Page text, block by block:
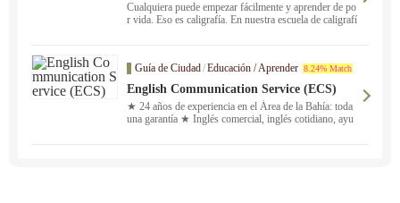
Cualquiera puede empezar fácilmente y aprender de po
r vida. Eso es caligrafía. En nuestra escuela de caligrafí
Guía de Ciudad/Educación / Aprender 8.24% Match
English Communication Service (ECS)
★ 24 años de experiencia en el Área de la Bahía: toda
una garantía ★ Inglés comercial, inglés cotidiano, ayu